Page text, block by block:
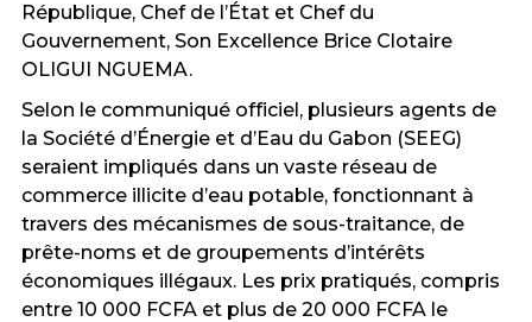
République, Chef de l’État et Chef du
Gouvernement, Son Excellence Brice Clotaire
OLIGUI NGUEMA.
Selon le communiqué officiel, plusieurs agents de
la Société d’Énergie et d’Eau du Gabon (SEEG)
seraient impliqués dans un vaste réseau de
commerce illicite d’eau potable, fonctionnant à
travers des mécanismes de sous-traitance, de
prête-noms et de groupements d’intérêts
économiques illégaux. Les prix pratiqués, compris
entre 10 000 FCFA et plus de 20 000 FCFA le